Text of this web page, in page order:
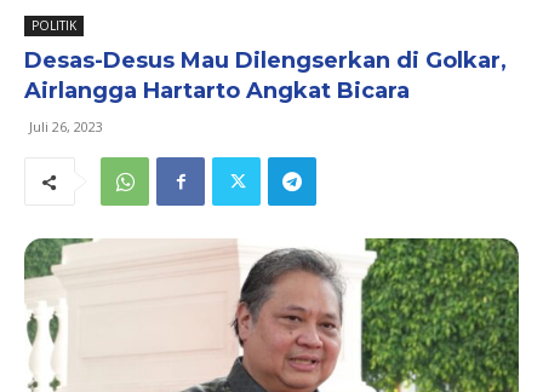
POLITIK
Desas-Desus Mau Dilengserkan di Golkar,
Airlangga Hartarto Angkat Bicara
Juli 26, 2023